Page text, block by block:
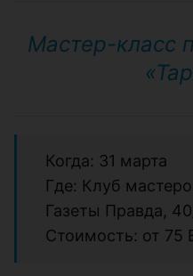
Мастер-класс
Когда: 31 марта
Где: Клуб
Газеты Правда,
Стоимость: от 75